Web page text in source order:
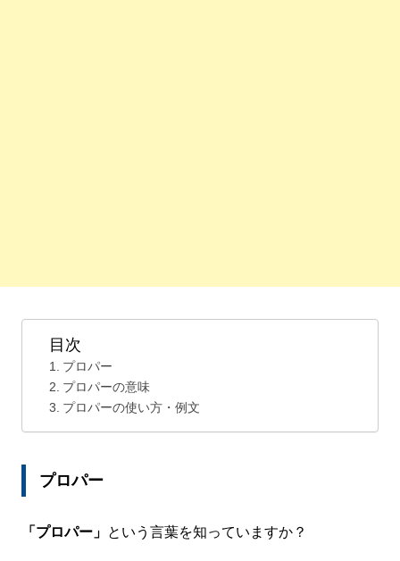
目次
プロパー
プロパーの意味
プロパーの使い方・例文
プロパー
「プロパー」 という言葉を知っていますか？